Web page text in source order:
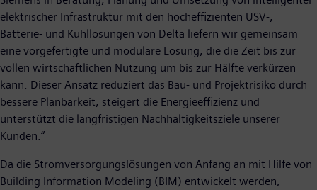
elektrischer Infrastruktur mit den hocheffizienten USV-,
Batterie- und Kühllösungen von Delta liefern wir gemeinsam
eine vorgefertigte und modulare Lösung, die die Zeit bis zur
vollen wirtschaftlichen Nutzung um bis zur Hälfte verkürzen
kann. Dieser Ansatz reduziert das Bau- und Projektrisiko durch
bessere Planbarkeit, steigert die Energieeffizienz und
unterstützt die langfristigen Nachhaltigkeitsziele unserer
Kunden.“
Da die Stromversorgungslösungen von Anfang an mit Hilfe von
Building Information Modeling (BIM) entwickelt werden,